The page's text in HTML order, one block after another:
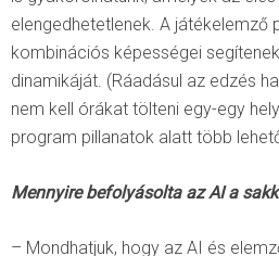
elengedhetetlenek. A játékelemző
kombinációs képességei
dinamikáját. (Ráadásul az edzés
nem kell órákat tölteni egy-egy
program pillanatok alatt több
Mennyire befolyásolta az AI a
– Mondhatjuk, hogy az AI és